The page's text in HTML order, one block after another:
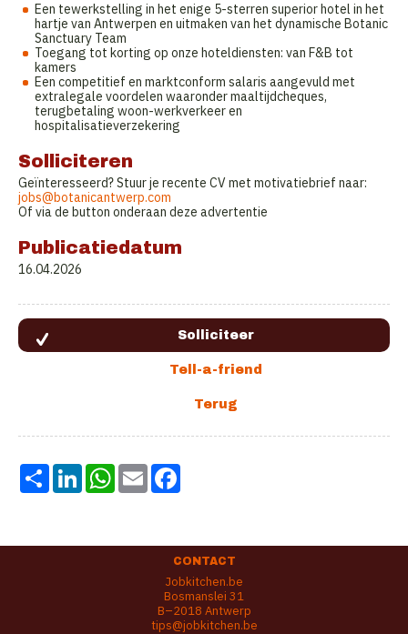
Een tewerkstelling in het enige 5-sterren superior hotel in het
hartje van Antwerpen en uitmaken van het dynamische Botanic
Sanctuary Team
Toegang tot korting op onze hoteldiensten: van F&B tot
kamers
Een competitief en marktconform salaris aangevuld met
extralegale voordelen waaronder maaltijdcheques,
terugbetaling woon-werkverkeer en
hospitalisatieverzekering
Solliciteren
Geïnteresseerd? Stuur je recente CV met motivatiebrief naar:
jobs@botanicantwerp.com
Of via de button onderaan deze advertentie
Publicatiedatum
16.04.2026
Share LinkedInWhatsApp
Email
CONTACT
Jobkitchen.be
Bosmanslei 31
B–2018 Antwerp
tips@jobkitchen.be